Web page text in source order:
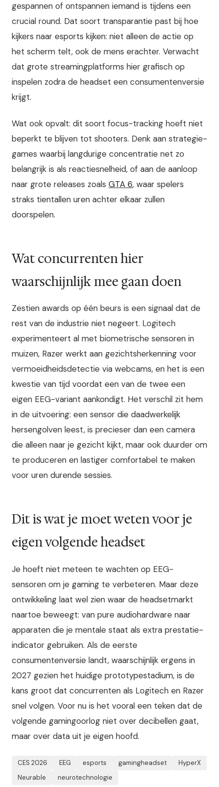
gespannen of ontspannen iemand is tijdens een
crucial round. Dat soort transparantie past bij hoe
kijkers naar esports kijken: niet alleen de actie op
het scherm telt, ook de mens erachter. Verwacht
dat grote streamingplatforms hier grafisch op
inspelen zodra de headset een consumentenversie
krijgt.
Wat ook opvalt: dit soort focus-tracking hoeft niet
beperkt te blijven tot shooters. Denk aan strategie-
games waarbij langdurige concentratie net zo
belangrijk is als reactiesnelheid, of aan de aanloop
naar grote releases zoals GTA 6, waar spelers
straks tientallen uren achter elkaar zullen
doorspelen.
Wat concurrenten hier
waarschijnlijk mee gaan doen
Zestien awards op één beurs is een signaal dat de
rest van de industrie niet negeert. Logitech
experimenteert al met biometrische sensoren in
muizen, Razer werkt aan gezichtsherkenning voor
vermoeidheidsdetectie via webcams, en het is een
kwestie van tijd voordat een van de twee een
eigen EEG-variant aankondigt. Het verschil zit hem
in de uitvoering: een sensor die daadwerkelijk
hersengolven leest, is precieser dan een camera
die alleen naar je gezicht kijkt, maar ook duurder om
te produceren en lastiger comfortabel te maken
voor uren durende sessies.
Dit is wat je moet weten voor je
eigen volgende headset
Je hoeft niet meteen te wachten op EEG-
sensoren om je gaming te verbeteren. Maar deze
ontwikkeling laat wel zien waar de headsetmarkt
naartoe beweegt: van pure audiohardware naar
apparaten die je mentale staat als extra prestatie-
indicator gebruiken. Als de eerste
consumentenversie landt, waarschijnlijk ergens in
2027 gezien het huidige prototypestadium, is de
kans groot dat concurrenten als Logitech en Razer
snel volgen. Voor nu is het vooral een teken dat de
volgende gamingoorlog niet over decibellen gaat,
maar over data uit je eigen hoofd.
CES 2026 EEG esports gamingheadset
HyperX
Neurable
neurotechnologie